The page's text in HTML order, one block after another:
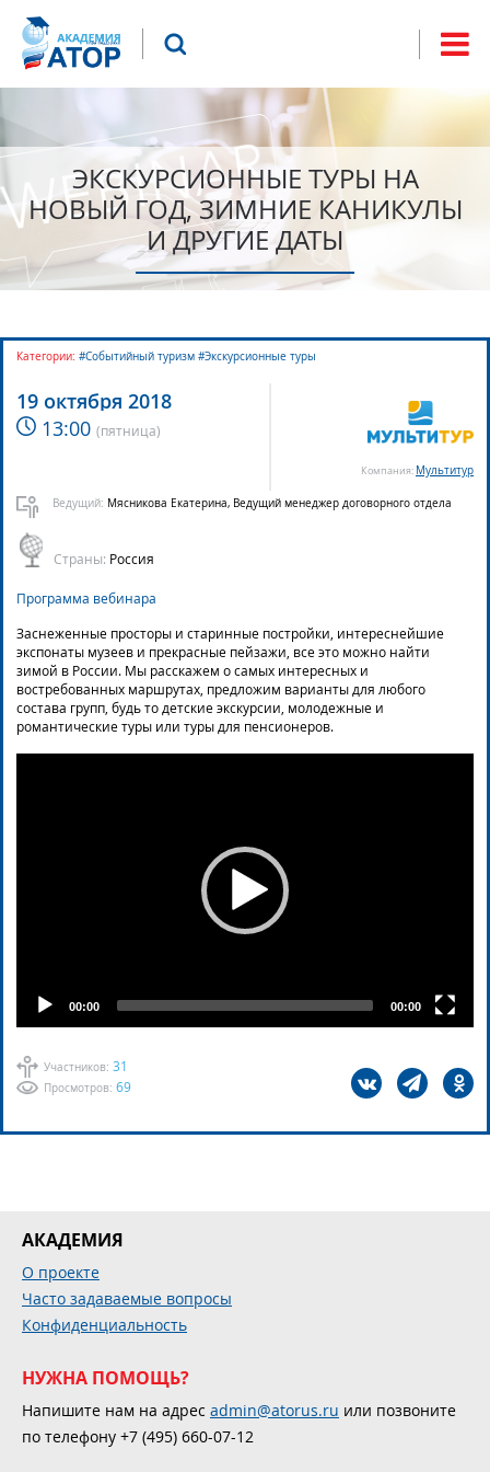
поиска
Что будем искать?
ЭКСКУРСИОННЫЕ ТУРЫ НА
НОВЫЙ ГОД, ЗИМНИЕ КАНИКУЛЫ
И ДРУГИЕ ДАТЫ
19 октября 2018
13:00 (пятница)
Компания: Мультитур
Участников: 31
Просмотров: 69
Ведущий: Мясникова Екатерина, Ведущий менеджер договорного отдела
Страны: Россия
Категории: #Событийный туризм #Экскурсионные туры
Программа вебинара
Заснеженные просторы и старинные постройки, интереснейшие
экспонаты музеев и прекрасные пейзажи, все это можно найти
зимой в России. Мы расскажем о самых интересных и
востребованных маршрутах, предложим варианты для любого
состава групп, будь то детские экскурсии, молодежные и
романтические туры или туры для пенсионеров.
00:00 00:00
АКАДЕМИЯ
О проекте
Часто задаваемые вопросы
Конфиденциальность
НУЖНА ПОМОЩЬ?
Напишите нам на адрес admin@atorus.ru или позвоните
по телефону +7 (495) 660-07-12